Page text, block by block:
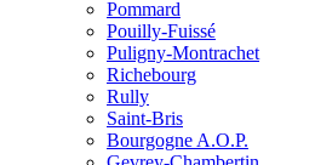
Pommard
Pouilly-Fuissé
Puligny-Montrachet
Richebourg
Rully
Saint-Bris
Bourgogne A.O.P.